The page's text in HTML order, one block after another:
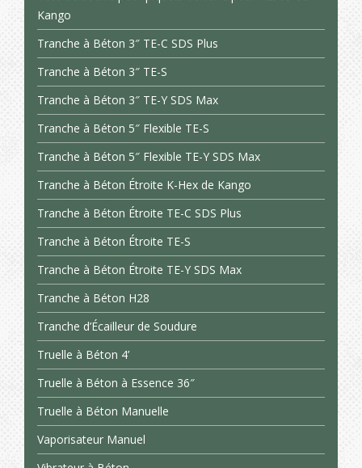
Kango
Tranche à Béton 3″ TE-C SDS Plus
Tranche à Béton 3″ TE-S
Tranche à Béton 3″ TE-Y SDS Max
Tranche à Béton 5″ Flexible TE-S
Tranche à Béton 5″ Flexible TE-Y SDS Max
Tranche à Béton Étroite K-Hex de Kango
Tranche à Béton Étroite TE-C SDS Plus
Tranche à Béton Étroite TE-S
Tranche à Béton Étroite TE-Y SDS Max
Tranche à Béton H28
Tranche d’Écailleur de Soudure
Truelle à Béton 4’
Truelle à Béton à Essence 36″
Truelle à Béton Manuelle
Vaporisateur Manuel